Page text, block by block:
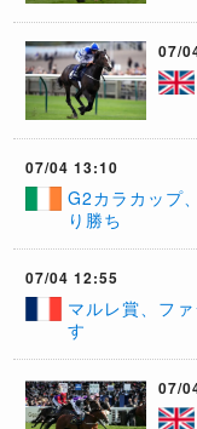
07/
07/04 13:10
G2カラカップ
り勝ち
07/04 12:55
マルレ賞、フ
す
07/